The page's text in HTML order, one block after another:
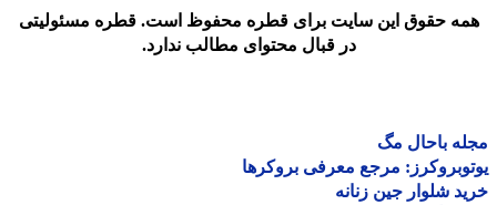
حقوق این سایت برای قطره محفوظ است. قطره مسئولیتی
در قبال محتوای مطالب ندارد.
باحال مگ
مرجع معرفی بروکرها
شلوار جین زنانه